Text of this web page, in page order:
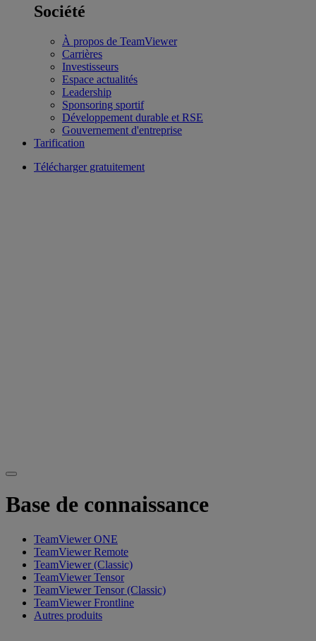
Société
À propos de TeamViewer
Carrières
Investisseurs
Espace actualités
Leadership
Sponsoring sportif
Développement durable et RSE
Gouvernement d'entreprise
Tarification
Télécharger gratuitement
Base de connaissance
TeamViewer ONE
TeamViewer Remote
TeamViewer (Classic)
TeamViewer Tensor
TeamViewer Tensor (Classic)
TeamViewer Frontline
Autres produits